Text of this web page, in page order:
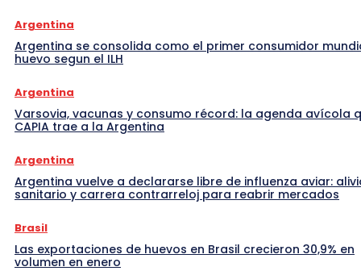
Argentina
Argentina se consolida como el primer consumidor
huevo segun el ILH
Argentina
Varsovia, vacunas y consumo récord: la agenda avícola
CAPIA trae a la Argentina
Argentina
Argentina vuelve a declararse libre de influenza aviar:
sanitario y carrera contrarreloj para reabrir mercados
Brasil
Las exportaciones de huevos en Brasil crecieron 30,9% en
volumen en enero